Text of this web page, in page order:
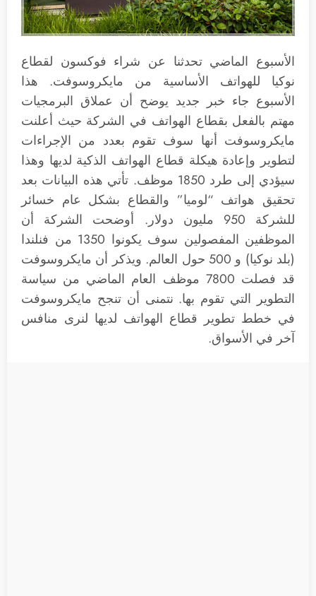
الأسبوع الماضي تحدثنا عن شراء فوكسون لقطاع
نوكيا للهواتف الأساسية من مايكروسوفت. هذا
الأسبوع جاء خبر جديد يوضح أن عملاق البرمجيات
مهتم بالفعل بقطاع الهواتف في الشركة حيث أعلنت
مايكروسوفت أنها سوف تقوم بعدد من الإجراءات
لتطوير وإعادة هيكلة قطاع الهواتف الذكية لديها وهذا
سيؤدي إلى طرد 1850 موظف. تأتي هذه البيانات بعد
تحقيق هواتف “لوميا” والقطاع بشكل عام خسائر
للشركة 950 مليون دولار. أوضحت الشركة أن
الموظفين المفصولين سوف يكونوا 1350 من فنلندا
(بلد نوكيا) و 500 حول العالم. ويذكر أن مايكروسوفت
قد فصلت 7800 موظف العام الماضي من سياسة
التطوير التي تقوم بها. نتمنى أن تنجح مايكروسوفت
في خطط تطوير قطاع الهواتف لديها لنرى منافس
آخر في الأسواق.